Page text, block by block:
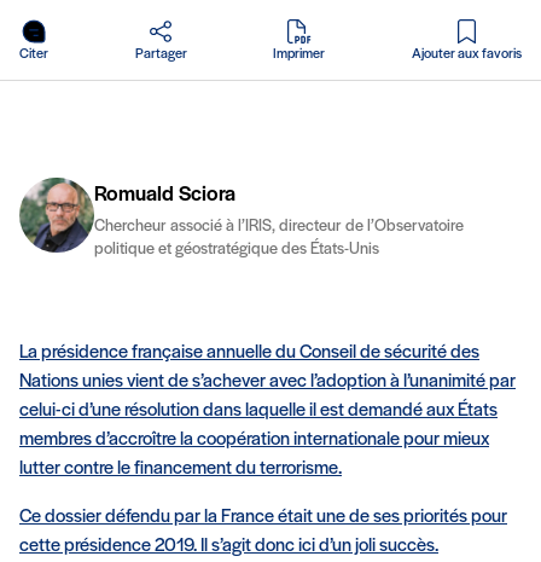
Citer Partager Imprimer
en PDF
Ajouter aux favoris
Romuald Sciora
Chercheur associé à l’IRIS, directeur de l’Observatoire
politique et géostratégique des États-Unis
La présidence française annuelle du Conseil de sécurité des
Nations unies vient de s’achever avec l’adoption à l’unanimité par
celui-ci d’une résolution dans laquelle il est demandé aux États
membres d’accroître la coopération internationale pour mieux
lutter contre le financement du terrorisme.
Ce dossier défendu par la France était une de ses priorités pour
cette présidence 2019. Il s’agit donc ici d’un joli succès.